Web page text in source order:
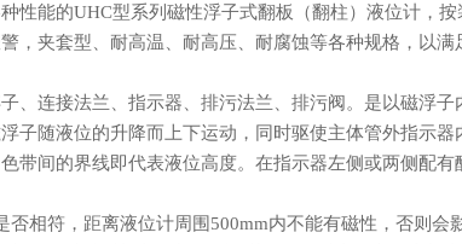
性能的UHC型系列磁性浮子式翻板（翻柱）液位计，
，夹套型、耐高温、耐高压、耐腐蚀等各种规格，以满
、连接法兰、指示器、排污法兰、排污阀。是以磁浮
子随液位的升降而上下运动，同时驱使主体管外指示
带间的界线即代表液位高度。在指示器左侧或两侧配有
相符，距离液位计周围500mm内不能有磁性，否则会